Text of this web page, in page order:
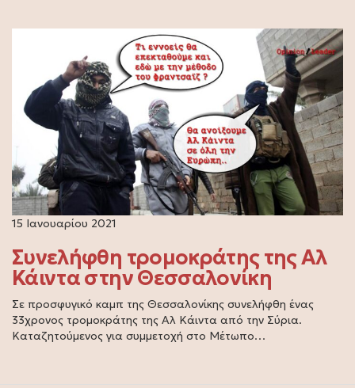
15 Ιανουαρίου 2021
Συνελήφθη τρομοκράτης της Αλ
Κάιντα στην Θεσσαλονίκη
Σε προσφυγικό καμπ της Θεσσαλονίκης συνελήφθη ένας
33χρονος τρομοκράτης της Αλ Κάιντα από την Σύρια.
Καταζητούμενος για συμμετοχή στο Μέτωπο…